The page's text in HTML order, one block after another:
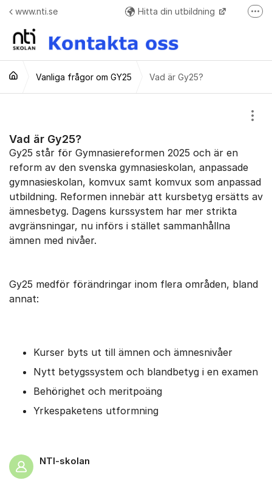
Hoppa till innehåll
www.nti.se Hitta din utbildning
Frågor o svar + Meddelande formulär när ej elev
Vanliga frågor om GY25 Vad är Gy25?
Vad är Gy25?
Gy25 står för Gymnasiereformen 2025 och är en
reform av den svenska gymnasieskolan, anpassade
gymnasieskolan, komvux samt komvux som anpassad
utbildning. Reformen innebär att kursbetyg ersätts av
ämnesbetyg. Dagens kurssystem har mer strikta
avgränsningar, nu införs i stället sammanhållna
ämnen med nivåer.
Gy25 medför förändringar inom flera områden, bland
annat:
Kurser byts ut till ämnen och ämnesnivåer
Nytt betygssystem och blandbetyg i en examen
Behörighet och meritpoäng
Yrkespaketens utformning
NTI-skolan